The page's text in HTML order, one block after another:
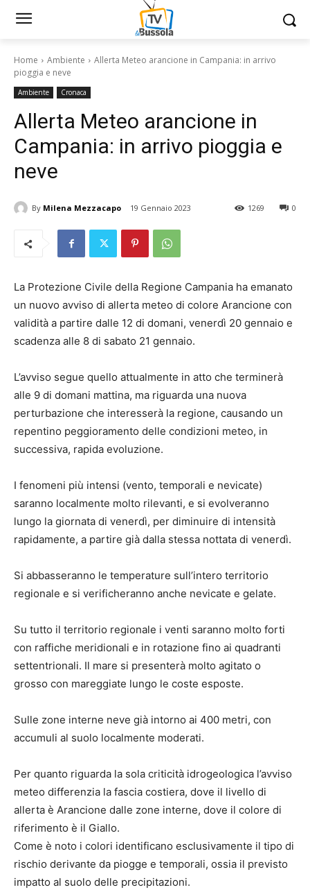
Home Ambiente
Allerta Meteo arancione in Campania: in arrivo
pioggia e neve
Ambiente Cronaca
Allerta Meteo arancione in
Campania: in arrivo pioggia e
neve
By Milena Mezzacapo 19 Gennaio 2023 0
1269
La Protezione Civile della Regione Campania ha emanato
un nuovo avviso di allerta meteo di colore Arancione con
validità a partire dalle 12 di domani, venerdì 20 gennaio e
scadenza alle 8 di sabato 21 gennaio.
L’avviso segue quello attualmente in atto che terminerà
alle 9 di domani mattina, ma riguarda una nuova
perturbazione che interesserà la regione, causando un
repentino peggioramento delle condizioni meteo, in
successiva, rapida evoluzione.
I fenomeni più intensi (vento, temporali e nevicate)
saranno localmente molto rilevanti, e si evolveranno
lungo la giornata di venerdì, per diminuire di intensità
rapidamente, a partire già dalla stessa nottata di venerdì.
Si abbasseranno le temperature sull’intero territorio
regionale e si verificheranno anche nevicate e gelate.
Su tutto il territorio regionale i venti saranno molto forti
con raffiche meridionali e in rotazione fino ai quadranti
settentrionali. Il mare si presenterà molto agitato o
grosso con mareggiate lungo le coste esposte.
Sulle zone interne neve già intorno ai 400 metri, con
accumuli al suolo localmente moderati.
Per quanto riguarda la sola criticità idrogeologica l’avviso
meteo differenzia la fascia costiera, dove il livello di
allerta è Arancione dalle zone interne, dove il colore di
riferimento è il Giallo.
Come è noto i colori identificano esclusivamente il tipo di
rischio derivante da piogge e temporali, ossia il previsto
impatto al suolo delle precipitazioni.